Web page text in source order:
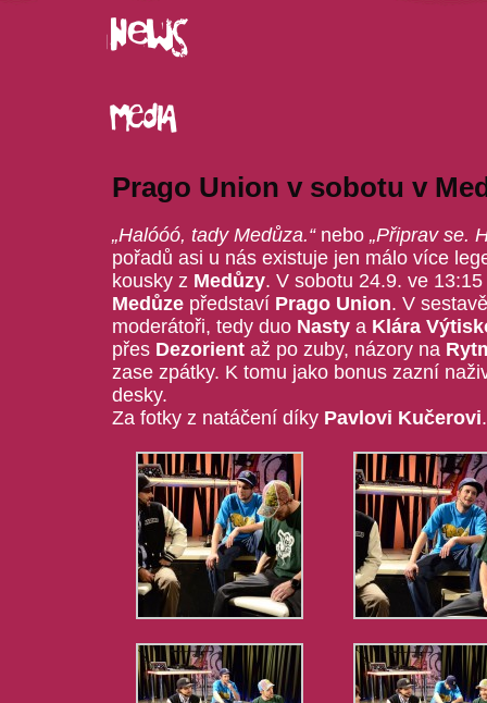
Prago Union v sobotu v
„Halóóó, tady Medůza.“nebo „Připrav se.
pořadů asi u nás existuje jen málo více
kousky z Medůzy. V sobotu 24.9. ve
Medůze představí Prago Union. V
moderátoři, tedy duo Nasty a Klára
přes Dezorient až po zuby, názory na
zase zpátky. K tomu jako bonus zazní
desky.
Za fotky z natáčení díky Pavlovi Kučerovi